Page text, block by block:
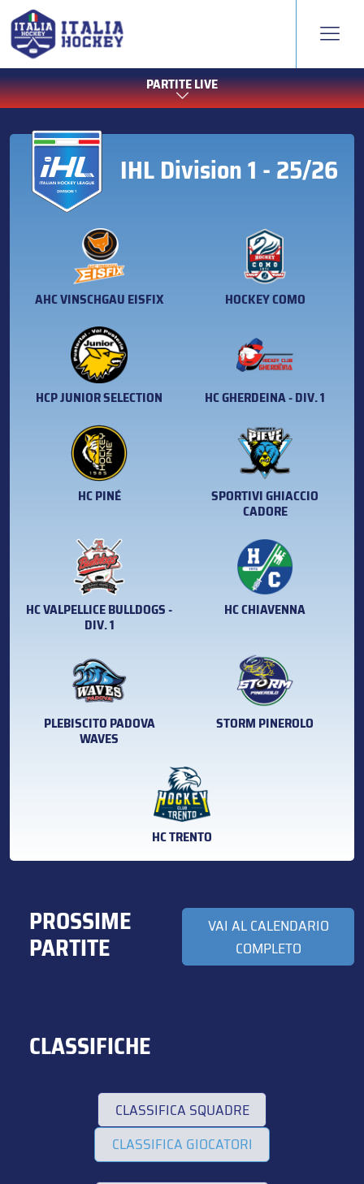
PARTITE LIVE
IHL Division 1 - 25/26
AHC VINSCHGAU EISFIX HOCKEY COMO
HCP JUNIOR SELECTION HC GHERDEINA - DIV. 1
HC PINÉ SPORTIVI GHIACCIO
CADORE
HC VALPELLICE BULLDOGS -
DIV. 1
HC CHIAVENNA
PLEBISCITO PADOVA
WAVES
STORM PINEROLO
HC TRENTO
PROSSIME
PARTITE
VAI AL CALENDARIO
COMPLETO
CLASSIFICHE
CLASSIFICA SQUADRE
CLASSIFICA GIOCATORI